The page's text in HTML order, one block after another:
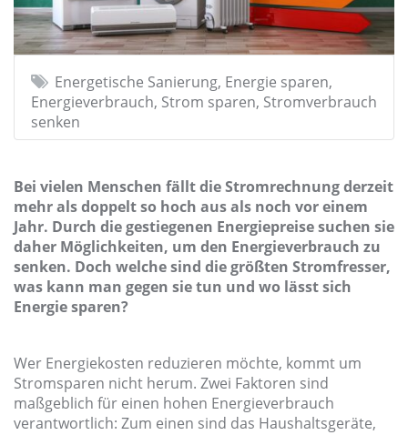
Energetische Sanierung, Energie sparen,
Energieverbrauch, Strom sparen, Stromverbrauch
senken
Bei vielen Menschen fällt die Stromrechnung derzeit
mehr als doppelt so hoch aus als noch vor einem
Jahr. Durch die gestiegenen Energiepreise suchen sie
daher Möglichkeiten, um den Energieverbrauch zu
senken. Doch welche sind die größten Stromfresser,
was kann man gegen sie tun und wo lässt sich
Energie sparen?
Wer Energiekosten reduzieren möchte, kommt um
Stromsparen nicht herum. Zwei Faktoren sind
maßgeblich für einen hohen Energieverbrauch
verantwortlich: Zum einen sind das Haushaltsgeräte,